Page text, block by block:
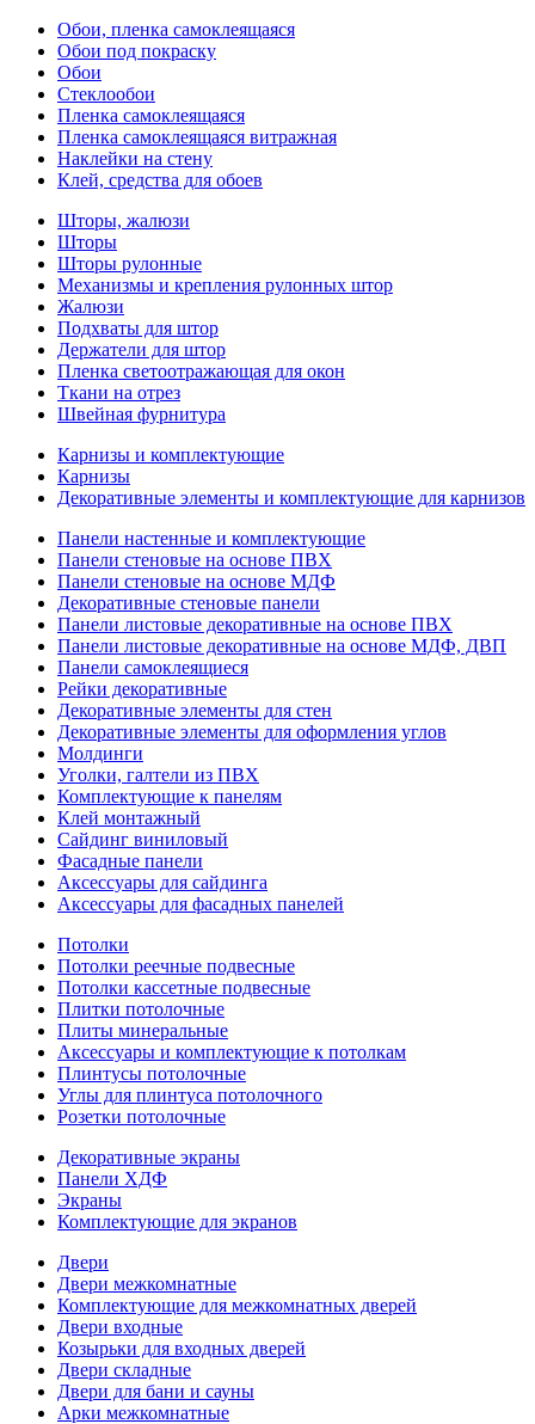
Обои, пленка самоклеящаяся
Обои под покраску
Обои
Стеклообои
Пленка самоклеящаяся
Пленка самоклеящаяся витражная
Наклейки на стену
Клей, средства для обоев
Шторы, жалюзи
Шторы
Шторы рулонные
Механизмы и крепления рулонных штор
Жалюзи
Подхваты для штор
Держатели для штор
Пленка светоотражающая для окон
Ткани на отрез
Швейная фурнитура
Карнизы и комплектующие
Карнизы
Декоративные элементы и комплектующие для карнизов
Панели настенные и комплектующие
Панели стеновые на основе ПВХ
Панели стеновые на основе МДФ
Декоративные стеновые панели
Панели листовые декоративные на основе ПВХ
Панели листовые декоративные на основе МДФ, ДВП
Панели самоклеящиеся
Рейки декоративные
Декоративные элементы для стен
Декоративные элементы для оформления углов
Молдинги
Уголки, галтели из ПВХ
Комплектующие к панелям
Клей монтажный
Сайдинг виниловый
Фасадные панели
Аксессуары для сайдинга
Аксессуары для фасадных панелей
Потолки
Потолки реечные подвесные
Потолки кассетные подвесные
Плитки потолочные
Плиты минеральные
Аксессуары и комплектующие к потолкам
Плинтусы потолочные
Углы для плинтуса потолочного
Розетки потолочные
Декоративные экраны
Панели ХДФ
Экраны
Комплектующие для экранов
Двери
Двери межкомнатные
Комплектующие для межкомнатных дверей
Двери входные
Козырьки для входных дверей
Двери складные
Двери для бани и сауны
Арки межкомнатные